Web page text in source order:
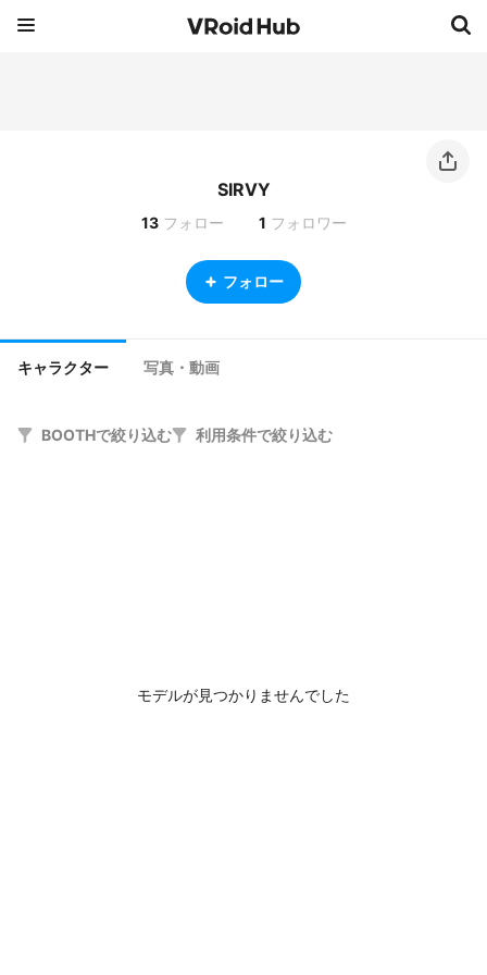
SIRVY
13 フォロー 1 フォロワー
フォロー
キャラクター 写真・動画
BOOTHで絞り込む 利用条件で絞り込む
モデルが見つかりませんでした